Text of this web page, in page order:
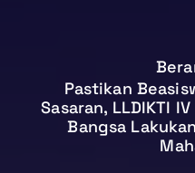
Pastikan
Sasaran, LLDIKTI
Bangsa